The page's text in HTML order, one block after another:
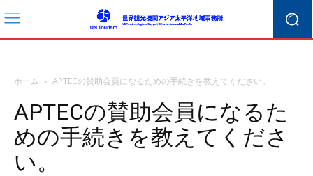
ホーム APTECの賛助会員になるための手続きを教えてください。
APTECの賛助会員になるた
めの手続きを教えてくださ
い。